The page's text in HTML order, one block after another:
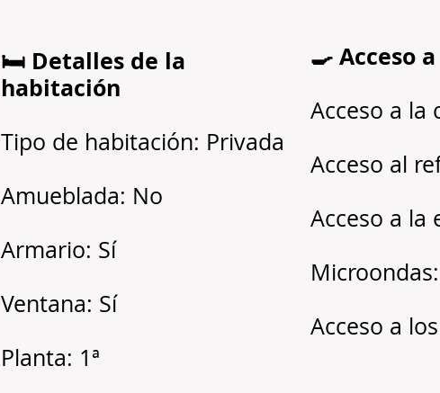
🛏️ Detalles de la
habitación
Tipo de habitación: Privada
Amueblada: No
Armario: Sí
Ventana: Sí
Planta: 1ª
🍳 Acceso
Acceso a la
Acceso al
Acceso a la
Acceso a